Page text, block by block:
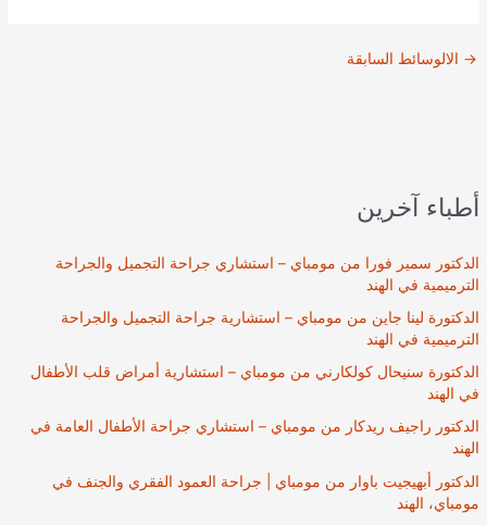
أطباء آخرين
الدكتور سمير فورا من مومباي – استشاري جراحة التجميل والجراحة
الترميمية في الهند
الدكتورة لينا جاين من مومباي – استشارية جراحة التجميل والجراحة
الترميمية في الهند
الدكتورة سنيحال كولكارني من مومباي – استشارية أمراض قلب الأطفال
في الهند
الدكتور راجيف ريدكار من مومباي – استشاري جراحة الأطفال العامة في
الهند
الدكتور أبهيجيت باوار من مومباي | جراحة العمود الفقري والجنف في
مومباي، الهند
→ الالوسائط السابقة